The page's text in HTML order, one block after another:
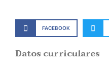
FACEBOOK
Datos curriculares